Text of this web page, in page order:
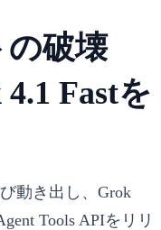
の破壊
Fastを
動き出し、 Grok
Tools APIをリリ